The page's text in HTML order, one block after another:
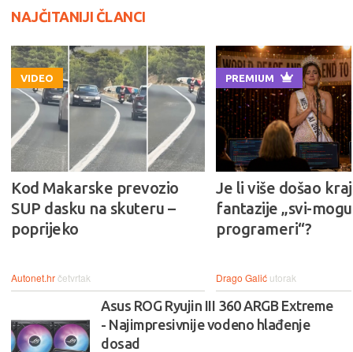
NAJČITANIJI ČLANCI
VIDEO
Kod Makarske prevozio
SUP dasku na skuteru –
poprijeko
Autonet.hrčetvrtak
PREMIUM
Je li više došao kraj
fantazije „svi-
programeri“?
Drago Galić utorak
Asus ROG Ryujin III 360 ARGB Extreme
- Najimpresivnije vodeno hlađenje
dosad